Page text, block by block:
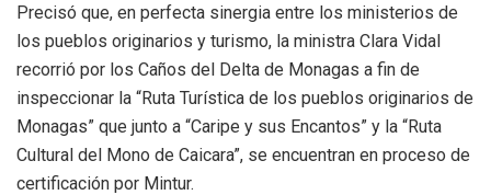
Precisó que, en perfecta sinergia entre los ministerios de
los pueblos originarios y turismo, la ministra Clara Vidal
recorrió por los Caños del Delta de Monagas a fin de
inspeccionar la “Ruta Turística de los pueblos originarios de
Monagas” que junto a “Caripe y sus Encantos” y la “Ruta
Cultural del Mono de Caicara”, se encuentran en proceso de
certificación por Mintur.